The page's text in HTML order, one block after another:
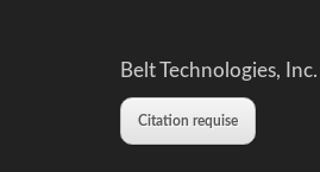
Belt Technologies, Inc.
Citation requise